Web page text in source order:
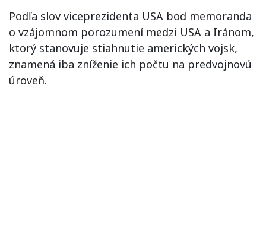
Podľa slov viceprezidenta USA bod memoranda
o vzájomnom porozumení medzi USA a Iránom,
ktorý stanovuje stiahnutie amerických vojsk,
znamená iba zníženie ich počtu na predvojnovú
úroveň.